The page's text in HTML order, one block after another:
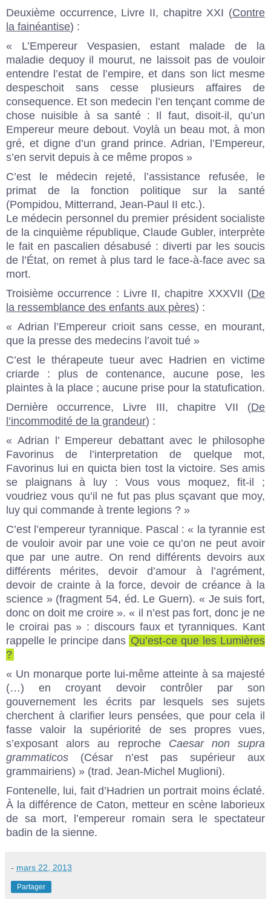
Deuxième occurrence, Livre II, chapitre XXI (Contre
la fainéantise) :
« L’Empereur Vespasien, estant malade de la
maladie dequoy il mourut, ne laissoit pas de vouloir
entendre l’estat de l’empire, et dans son lict mesme
despeschoit sans cesse plusieurs affaires de
consequence. Et son medecin l’en tençant comme de
chose nuisible à sa santé : Il faut, disoit-il, qu’un
Empereur meure debout. Voylà un beau mot, à mon
gré, et digne d’un grand prince. Adrian, l’Empereur,
s’en servit depuis à ce même propos »
C’est le médecin rejeté, l’assistance refusée, le
primat de la fonction politique sur la santé
(Pompidou, Mitterrand, Jean-Paul II etc.).
Le médecin personnel du premier président socialiste
de la cinquième république, Claude Gubler, interprète
le fait en pascalien désabusé : diverti par les soucis
de l’État, on remet à plus tard le face-à-face avec sa
mort.
Troisième occurrence : Livre II, chapitre XXXVII (De
la ressemblance des enfants aux pères) :
« Adrian l’Empereur crioit sans cesse, en mourant,
que la presse des medecins l’avoit tué »
C’est le thérapeute tueur avec Hadrien en victime
criarde : plus de contenance, aucune pose, les
plaintes à la place ; aucune prise pour la statufication.
Dernière occurrence, Livre III, chapitre VII (De
l’incommodité de la grandeur) :
« Adrian l’ Empereur debattant avec le philosophe
Favorinus de l’interpretation de quelque mot,
Favorinus lui en quicta bien tost la victoire. Ses amis
se plaignans à luy : Vous vous moquez, fit-il ;
voudriez vous qu’il ne fut pas plus sçavant que moy,
luy qui commande à trente legions ? »
C’est l’empereur tyrannique. Pascal : « la tyrannie est
de vouloir avoir par une voie ce qu’on ne peut avoir
que par une autre. On rend différents devoirs aux
différents mérites, devoir d’amour à l’agrément,
devoir de crainte à la force, devoir de créance à la
science » (fragment 54, éd. Le Guern). « Je suis fort,
donc on doit me croire ». « il n’est pas fort, donc je ne
le croirai pas » : discours faux et tyranniques. Kant
rappelle le principe dans Qu’est-ce que les Lumières
?
« Un monarque porte lui-même atteinte à sa majesté
(…) en croyant devoir contrôler par son
gouvernement les écrits par lesquels ses sujets
cherchent à clarifier leurs pensées, que pour cela il
fasse valoir la supériorité de ses propres vues,
s’exposant alors au reproche Caesar non supra
grammaticos (César n’est pas supérieur aux
grammairiens) » (trad. Jean-Michel Muglioni).
Fontenelle, lui, fait d’Hadrien un portrait moins éclaté.
À la différence de Caton, metteur en scène laborieux
de sa mort, l’empereur romain sera le spectateur
badin de la sienne.
- mars 22, 2013
Partager